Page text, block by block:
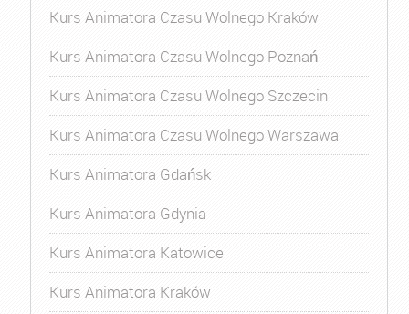
Kurs Animatora Czasu Wolnego Kraków
Kurs Animatora Czasu Wolnego Poznań
Kurs Animatora Czasu Wolnego Szczecin
Kurs Animatora Czasu Wolnego Warszawa
Kurs Animatora Gdańsk
Kurs Animatora Gdynia
Kurs Animatora Katowice
Kurs Animatora Kraków